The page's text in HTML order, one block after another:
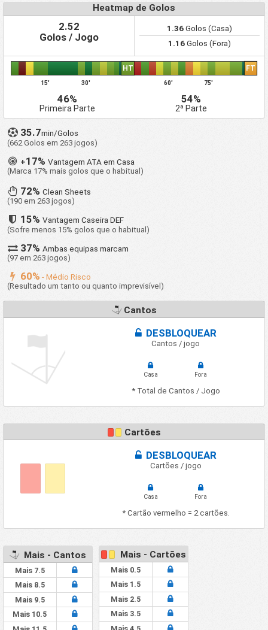
Heatmap de Golos
2.52
Golos / Jogo
1.36 Golos (Casa)
1.16 Golos (Fora)
15' 30'
HT
60' 75'
FT
46%
Primeira Parte
54%
2ª Parte
35.7min/Golos
(662 Golos em 263 jogos)
+17% Vantagem ATA em Casa
(Marca 17% mais golos que o habitual)
72%Clean Sheets
(190 em 263 jogos)
15%Vantagem Caseira DEF
(Sofre menos 15% golos que o habitual)
37%Ambas equipas marcam
(97 em 263 jogos)
60% - Médio Risco
(Resultado um tanto ou quanto imprevisível)
Cantos
DESBLOQUEAR
Cantos / jogo
Casa Fora
* Total de Cantos / Jogo
Cartões
DESBLOQUEAR
Cartões / jogo
Casa Fora
* Cartão vermelho = 2 cartões.
Mais - Cantos
Mais 7.5
Mais 8.5
Mais 9.5
Mais 10.5
Mais - Cartões
Mais 0.5
Mais 1.5
Mais 2.5
Mais 3.5